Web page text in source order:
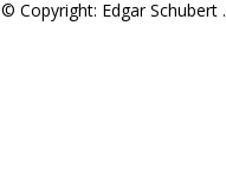
© Copyright: Edgar Schubert .